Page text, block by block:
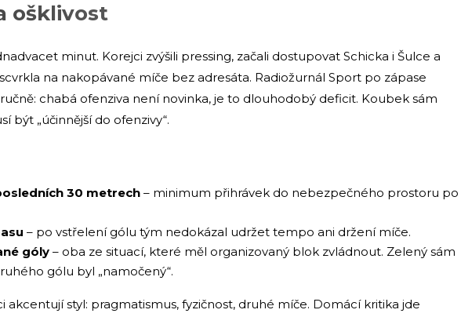
ošklivost
minut. Korejci zvýšili pressing, začali dostupovat Schicka i Šulce a
na nakopávané míče bez adresáta. Radiožurnál Sport po zápase
chabá ofenziva není novinka, je to dlouhodobý deficit. Koubek sám
být „účinnější do ofenzivy“.
30 metrech – minimum přihrávek do nebezpečného prostoru po
– po vstřelení gólu tým nedokázal udržet tempo ani držení míče.
góly – oba ze situací, které měl organizovaný blok zvládnout. Zelený sám
gólu byl „namočený“.
akcentují styl: pragmatismus, fyzičnost, druhé míče. Domácí kritika jde